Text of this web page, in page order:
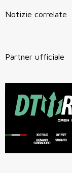
Notizie correlate
Partner ufficiale